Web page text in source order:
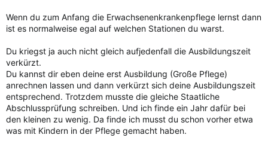
Wenn du zum Anfang die Erwachsenenkrankenpflege lernst dann
ist es normalweise egal auf welchen Stationen du warst.
Du kriegst ja auch nicht gleich aufjedenfall die Ausbildungszeit
verkürzt.
Du kannst dir eben deine erst Ausbildung (Große Pflege)
anrechnen lassen und dann verkürzt sich deine Ausbildungszeit
entsprechend. Trotzdem musste die gleiche Staatliche
Abschlussprüfung schreiben. Und ich finde ein Jahr dafür bei
den kleinen zu wenig. Da finde ich musst du schon vorher etwa
was mit Kindern in der Pflege gemacht haben.